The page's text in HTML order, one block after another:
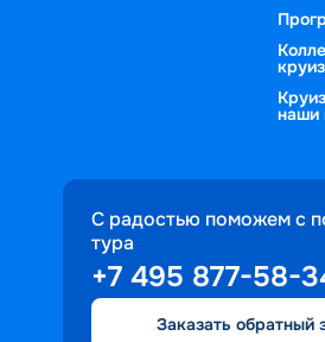
наши
С радостью поможем с
тура
+7 495 877-58-
Заказать обратный